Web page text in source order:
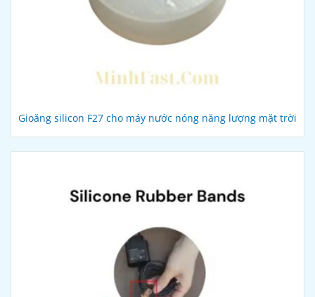
Gioăng silicon F27 cho máy nước nóng năng lượng mặt trời